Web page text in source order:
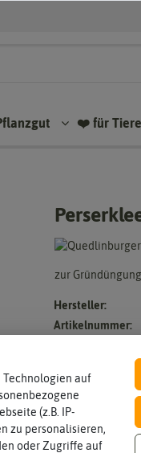
❤️ für Tiere
zur
Hersteller:
Artikelnummer:
Inhalt
500 g (reicht für ca.
Technologien auf
(z.B. IP-
zu personalisieren,
oder Zugriffe auf